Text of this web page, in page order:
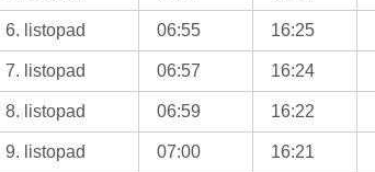
6. listopad 06:55 16:25
7. listopad 06:57 16:24
8. listopad 06:59 16:22
9. listopad 07:00 16:21